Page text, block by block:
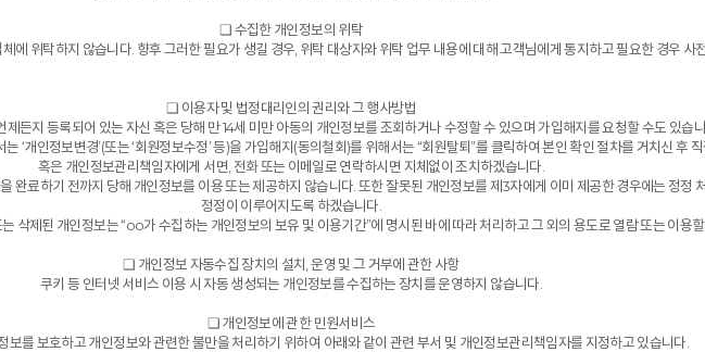
❑ 수집한 개인정보의 위탁
에 위탁하지 않습니다. 향후 그러한 필요가 생길 경우, 위탁 대상자와 위탁 업무 내용에 대해 고객님에게 통지하고 필요한 경우 사
❑ 이용자 및 법정대리인의 권리와 그 행사방법
제든지 등록되어 있는 자신 혹은 당해 만 14세 미만 아동의 개인정보를 조회하거나 수정할 수 있으며 가입해지를 요청할 수도 있습
‘개인정보변경’(또는 ‘회원정보수정’ 등)을 가입해지(동의철회)를 위해서는 “회원탈퇴”를 클릭하여 본인 확인 절차를 거치신 후
혹은 개인정보관리책임자에게 서면, 전화 또는 이메일로 연락하시면 지체없이 조치하겠습니다.
완료하기 전까지 당해 개인정보를 이용 또는 제공하지 않습니다. 또한 잘못된 개인정보를 제3자에게 이미 제공한 경우에는 정정
정정이 이루어지도록 하겠습니다.
삭제된 개인정보는 “oo가 수집하는 개인정보의 보유 및 이용기간”에 명시된 바에 따라 처리하고 그 외의 용도로 열람 또는 이용
❑ 개인정보 자동수집 장치의 설치, 운영 및 그 거부에 관한 사항
쿠키 등 인터넷 서비스 이용 시 자동 생성되는 개인정보를 수집하는 장치를 운영하지 않습니다.
❑ 개인정보에 관한 민원서비스
보를 보호하고 개인정보와 관련한 불만을 처리하기 위하여 아래와 같이 관련 부서 및 개인정보관리책임자를 지정하고 있습니다.